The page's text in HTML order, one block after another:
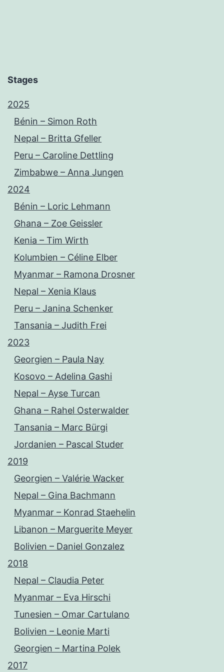
Stages
2025
Bénin – Simon Roth
Nepal – Britta Gfeller
Peru – Caroline Dettling
Zimbabwe – Anna Jungen
2024
Bénin – Loric Lehmann
Ghana – Zoe Geissler
Kenia – Tim Wirth
Kolumbien – Céline Elber
Myanmar – Ramona Drosner
Nepal – Xenia Klaus
Peru – Janina Schenker
Tansania – Judith Frei
2023
Georgien – Paula Nay
Kosovo – Adelina Gashi
Nepal – Ayse Turcan
Ghana – Rahel Osterwalder
Tansania – Marc Bürgi
Jordanien – Pascal Studer
2019
Georgien – Valérie Wacker
Nepal – Gina Bachmann
Myanmar – Konrad Staehelin
Libanon – Marguerite Meyer
Bolivien – Daniel Gonzalez
2018
Nepal – Claudia Peter
Myanmar – Eva Hirschi
Tunesien – Omar Cartulano
Bolivien – Leonie Marti
Georgien – Martina Polek
2017